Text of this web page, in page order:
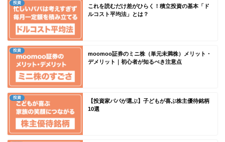
投資
これを読むだけ差がひらく！積立投資の基本「ド
ルコスト平均法」とは？
投資
moomoo証券のミニ株（単元未満株）メリット・
デメリット｜初心者が知るべき注意点
投資
【投資家パパが選ぶ】子どもが喜ぶ株主優待銘柄
10選